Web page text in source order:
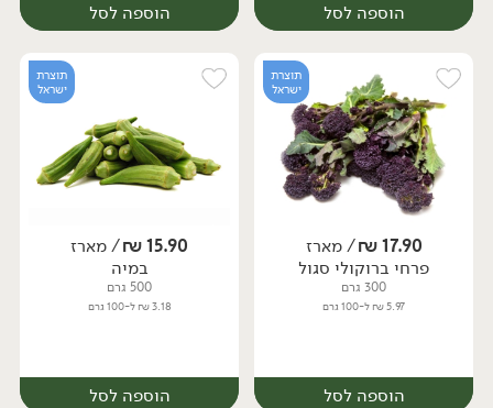
הוספה לסל
מארז
הוספה לסל
מארז
תוצרת
ישראל
17.90
₪/ מארז
פרחי ברוקולי סגול
300 גרם
5.97 ₪ ל-100 גרם
הוספה לסל
תוצרת
ישראל
15.90
₪/ מארז
במיה
500 גרם
3.18 ₪ ל-100 גרם
הוספה לסל